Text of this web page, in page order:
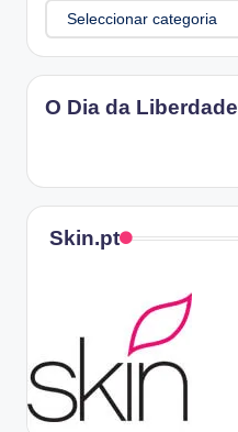
Categorias
O Dia da Liberdade
Skin.pt